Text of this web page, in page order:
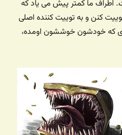
. اطراف ما کمتر پیش می یاد که
کنن و به توییت کننده اصلی
که خودشون خوششون اومده،